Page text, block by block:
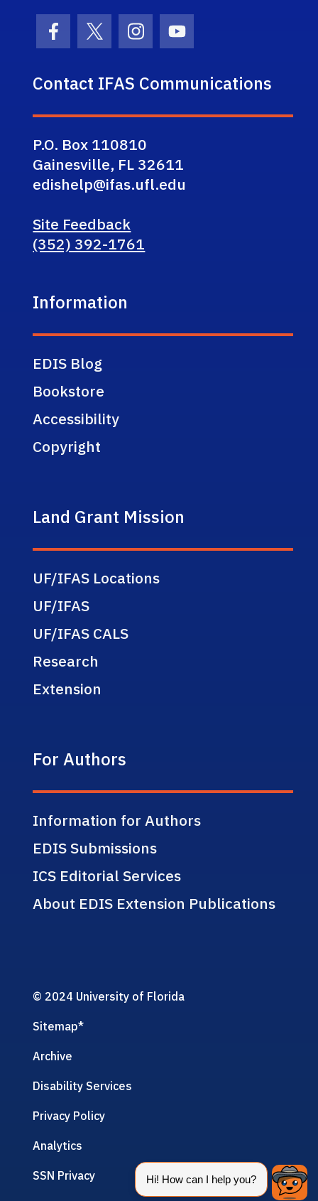
Facebook Icon
Twitter IconInstagram Icon
Youtube Icon
Contact IFAS Communications
P.O. Box 110810
Gainesville, FL 32611
edishelp@ifas.ufl.edu
Site Feedback
(352) 392-1761
Information
EDIS Blog
Bookstore
Accessibility
Copyright
Land Grant Mission
UF/IFAS Locations
UF/IFAS
UF/IFAS CALS
Research
Extension
For Authors
Information for Authors
EDIS Submissions
ICS Editorial Services
About EDIS Extension Publications
© 2024 University of Florida
Sitemap*
Archive
Disability Services
Privacy Policy
Analytics
SSN Privacy